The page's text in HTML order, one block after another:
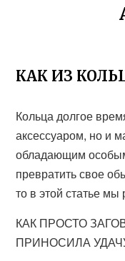
КАК ИЗ
Кольца долгое
аксессуаром, но и
обладающим
превратить свое
то в этой статье мы
КАК ПРОСТО
ПРИНОСИЛА